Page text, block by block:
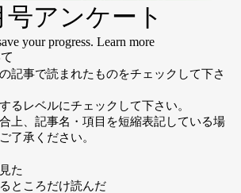
アンケート
your progress. Learn more
記事で読まれたものをチェックして下さ
るレベルにチェックして下さい。
上、記事名・項目を短縮表記している場
了承ください。
た
ところだけ読んだ